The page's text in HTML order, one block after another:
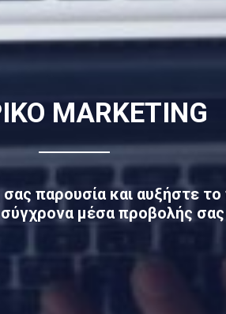
MARKETING
σας παρουσίακαι αυξήστε το
μέσα προβολής σας